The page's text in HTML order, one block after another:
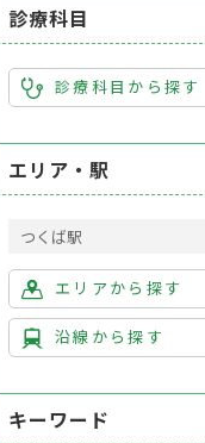
心臓血管外科
診療科目
診療科目から探す
エリア・駅
つくば駅
エリアから探す
沿線から探す
キーワード